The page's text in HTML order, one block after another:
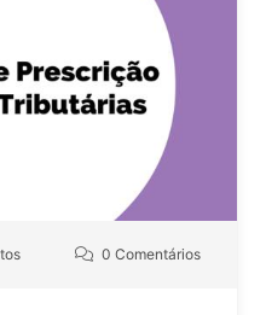
0 Comentários